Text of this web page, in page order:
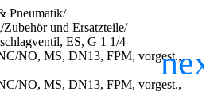
Pneumatik/
/Zubehör und Ersatzteile/
ES, G 1 1/4